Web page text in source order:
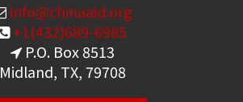
info@chinaaid.org
+1(432)689-6985
P.O. Box 8513
Midland, TX, 79708